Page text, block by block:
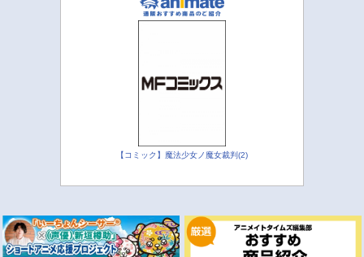
【コミック】魔法少女ノ魔女裁判(2)